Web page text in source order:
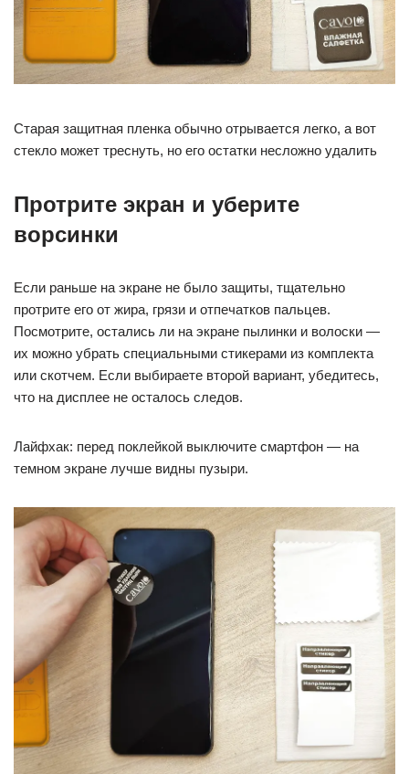
Старая защитная пленка обычно отрывается легко, а вот
стекло может треснуть, но его остатки несложно удалить
Протрите экран и уберите
ворсинки
Если раньше на экране не было защиты, тщательно
протрите его от жира, грязи и отпечатков пальцев.
Посмотрите, остались ли на экране пылинки и волоски —
их можно убрать специальными стикерами из комплекта
или скотчем. Если выбираете второй вариант, убедитесь,
что на дисплее не осталось следов.
Лайфхак: перед поклейкой выключите смартфон — на
темном экране лучше видны пузыри.